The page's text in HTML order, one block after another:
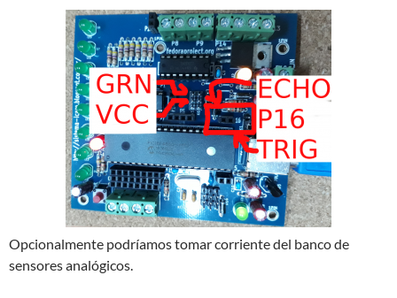
Opcionalmente podríamos tomar corriente del banco de
sensores analógicos.